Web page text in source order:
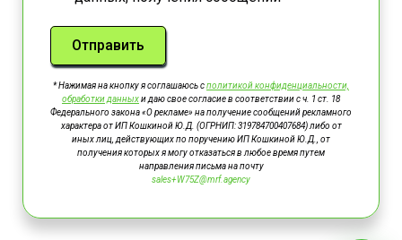
Отправить
* Нажимая на кнопку я соглашаюсь сполитикой конфиденциальности,
обработки данныхи даю свое согласие в соответствии с ч. 1 ст. 18
Федерального закона «О рекламе» на получение сообщений рекламного
характера от ИП Кошкиной Ю.Д. (ОГРНИП: 319784700407684) либо от
иных лиц, действующих по поручению ИП Кошкиной Ю.Д., от
получения которых я могу отказаться в любое время путем
направления письма на почту
sales+W75Z@mrf.agency